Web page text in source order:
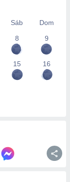
Sáb
Dom
8 9
15 16